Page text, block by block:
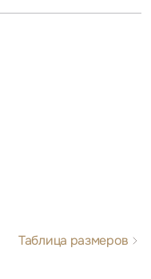
Таблица размеров